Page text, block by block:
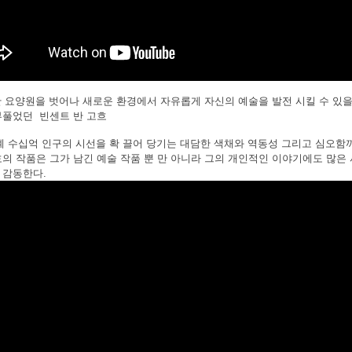
요양원을 벗어나 새로운 환경에서 자유롭게 자신의 예술을 발전 시킬 수 있
풀었던 빈센트 반 고흐
수십억 인구의 시선을 확 끌어 당기는 대담한 색채와 역동성 그리고 심오함
작품은 그가 남긴 예술 작품 뿐 만 아니라 그의 개인적인 이야기에도 많은
동한다.